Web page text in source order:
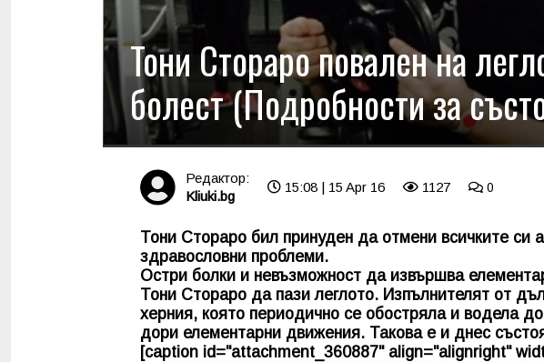
Тони Стораро пoвален на
болест (Подробности за
Редактор:
Kliuki.bg
15:08 | 15 Apr 16 1127 0
Тони Стораро бил принуден да отмени всичките си
здравословни проблеми.
Остри болки и невъзможност да извършва
Тони Стораро да пази леглото. Изпълнителят от
херния, която периодично се обостряла и водела
дори елементарни движения. Такова е и днес
[caption id="attachment_360887" align="alignright"